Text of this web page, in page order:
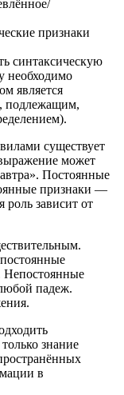
признаки
синтаксическую
необходимо
является
подлежащим,
существует
может
Постоянные
признаки —
роль зависит от
Непостоянные
падеж.
знание
в